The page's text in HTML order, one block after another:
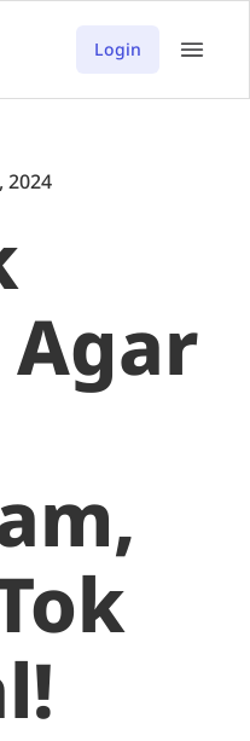
Login
2024